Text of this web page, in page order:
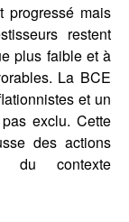
progressé mais
restent
plus faible et à
La BCE
et un
exclu. Cette
des actions
du contexte